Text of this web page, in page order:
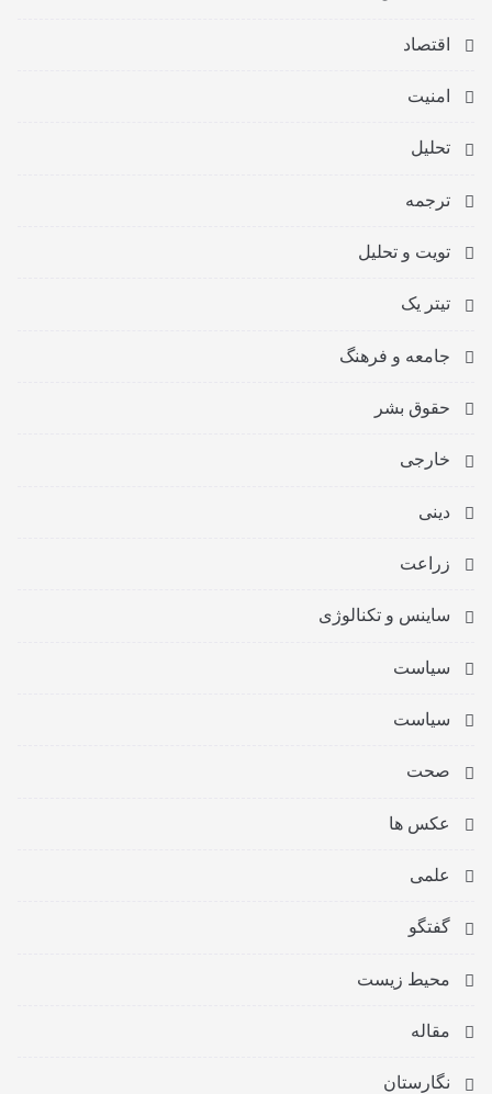
اقتصاد
امنیت
تحلیل
ترجمه
تویت و تحلیل
تیتر یک
جامعه و فرهنگ
حقوق بشر
خارجی
دینی
زراعت
ساینس و تکنالوژی
سیاست
سیاست
صحت
عکس ها
علمی
گفتگو
محیط زیست
مقاله
نگارستان